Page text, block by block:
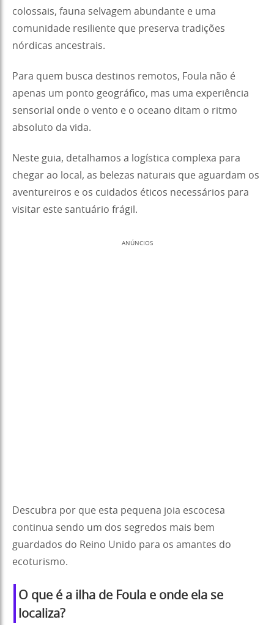
colossais, fauna selvagem abundante e uma
comunidade resiliente que preserva tradições
nórdicas ancestrais.
Para quem busca destinos remotos, Foula não é
apenas um ponto geográfico, mas uma experiência
sensorial onde o vento e o oceano ditam o ritmo
absoluto da vida.
Neste guia, detalhamos a logística complexa para
chegar ao local, as belezas naturais que aguardam os
aventureiros e os cuidados éticos necessários para
visitar este santuário frágil.
ANÚNCIOS
Descubra por que esta pequena joia escocesa
continua sendo um dos segredos mais bem
guardados do Reino Unido para os amantes do
ecoturismo.
O que é a ilha de Foula e onde ela se
localiza?